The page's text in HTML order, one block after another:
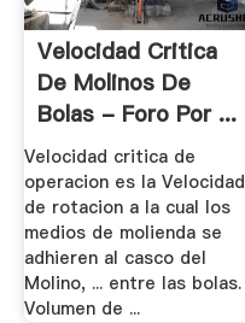
Velocidad Critica
De Molinos De
Bolas - Foro Por ...
Velocidad critica de
operacion es la Velocidad
de rotacion a la cual los
medios de molienda se
adhieren al casco del
Molino, ... entre las bolas.
Volumen de ...